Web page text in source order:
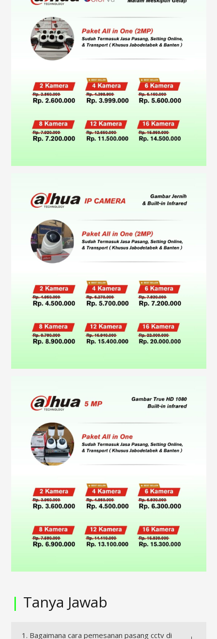
| Tanya Jawab
1. Bagaimana cara pemesanan pasang cctv di